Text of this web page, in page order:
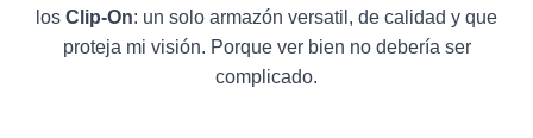
los Clip-On: un solo armazón versatil, de calidad y que
proteja mi visión. Porque ver bien no debería ser
complicado.